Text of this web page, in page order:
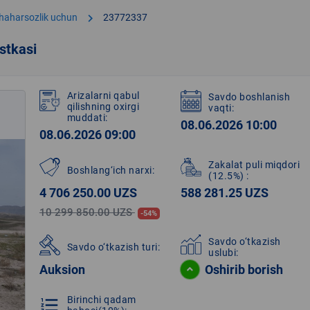
uchun chevron_right 23772337
Arizalarni qabul
qilishning oxirgi
muddati:
08.06.2026 09:00
Savdo boshlanish
vaqti:
08.06.2026 10:00
Boshlang‘ich narxi:
4 706 250.00 UZS
10 299 850.00 UZS -54%
Zakalat puli miqdori
(12.5%) :
588 281.25 UZS
Savdo o‘tkazish turi:
Auksion
Savdo o‘tkazish
uslubi:
Oshirib borish
format_list_numbered
Birinchi qadam